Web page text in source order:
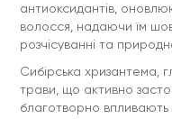
Регенеруюча емульсія
Pack:
Наносити на чисте та
необхідно струсити
голови та ретельно
Не жирніть волосся, не
змивання.
антиоксидантів,
волосся, надаючи їм
розчісуванні та
Сибірська хризантема,
трави, що активно
благотворно впливають